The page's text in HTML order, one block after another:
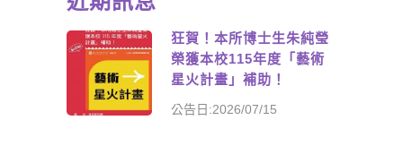
狂賀！本所博士生朱純瑩
榮獲本校115年度「藝術
星火計畫」補助！
公告日:2026/07/15